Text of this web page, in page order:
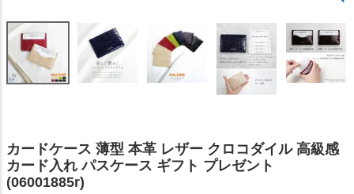
カードケース 薄型 本革 レザー クロコダイル 高級感
カード入れ パスケース ギフト プレゼント
(06001885r)